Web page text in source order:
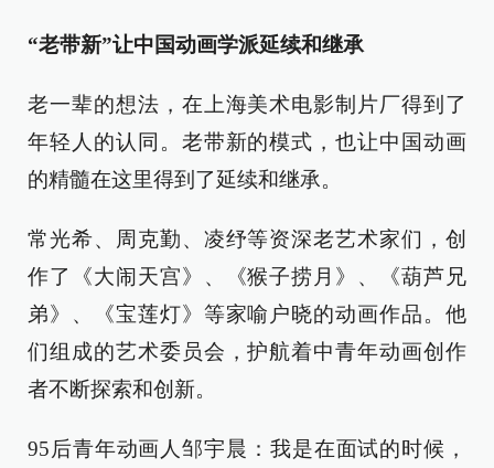
“老带新”让中国动画学派延续和继承
老一辈的想法，在上海美术电影制片厂得到了
年轻人的认同。老带新的模式，也让中国动画
的精髓在这里得到了延续和继承。
常光希、周克勤、凌纾等资深老艺术家们，创
作了《大闹天宫》、《猴子捞月》、《葫芦兄
弟》、《宝莲灯》等家喻户晓的动画作品。他
们组成的艺术委员会，护航着中青年动画创作
者不断探索和创新。
95后青年动画人邹宇晨：我是在面试的时候，